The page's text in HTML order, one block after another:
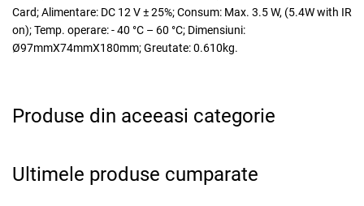
Card; Alimentare: DC 12 V ± 25%; Consum: Max. 3.5 W, (5.4W with IR
on); Temp. operare: - 40 °C – 60 °C; Dimensiuni:
Ø97mmX74mmX180mm; Greutate: 0.610kg.
Produse din aceeasi categorie
Ultimele produse cumparate